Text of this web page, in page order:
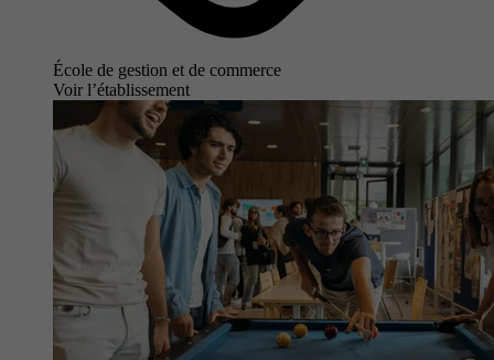
École de gestion et de commerce
Voir l’établissement